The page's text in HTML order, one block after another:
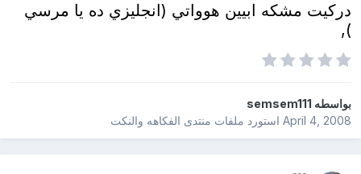
دركيت مشكه ابيين هوواتي (انجليزي ده يا مرسي
),
بواسطهsemsem111
April 4, 2008استورد ملفات منتدى الفكاهه والنكت